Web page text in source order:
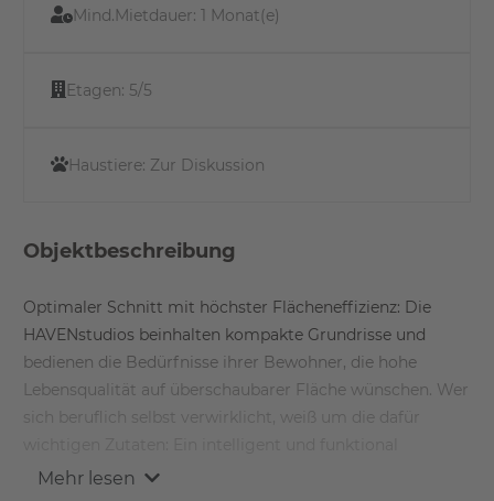
Mind.Mietdauer: 1 Monat(e)
Etagen: 5/5
Haustiere: Zur Diskussion
Objektbeschreibung
Optimaler Schnitt mit höchster Flächeneffizienz: Die
HAVENstudios beinhalten kompakte Grundrisse und
bedienen die Bedürfnisse ihrer Bewohner, die hohe
Lebensqualität auf überschaubarer Fläche wünschen. Wer
sich beruflich selbst verwirklicht, weiß um die dafür
gestaltetes, komfortables Zuhause. Kurze Wege zur
Mehr lesen